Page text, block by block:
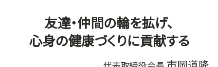
友達・仲間の輪を拡げ、
心身の健康づくりに貢献する